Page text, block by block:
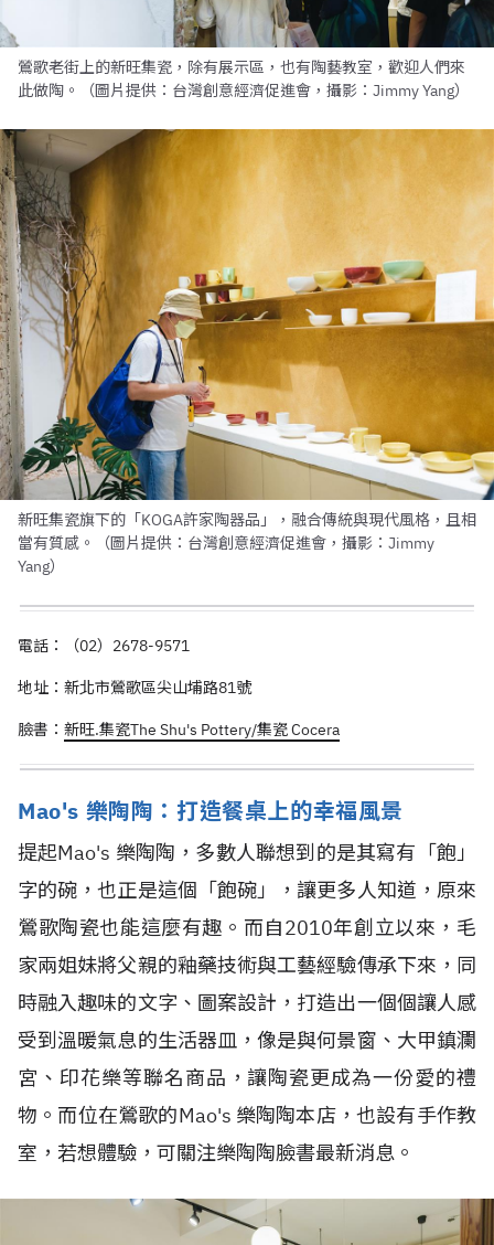
鶯歌老街上的新旺集瓷，除有展示區，也有陶藝教室，歡迎人們來
此做陶。（圖片提供：台灣創意經濟促進會，攝影：Jimmy Yang）
新旺集瓷旗下的「KOGA許家陶器品」，融合傳統與現代風格，且相
當有質感。（圖片提供：台灣創意經濟促進會，攝影：Jimmy
Yang）
電話：（02）2678-9571
地址：新北市鶯歌區尖山埔路81號
臉書： 新旺.集瓷The Shu's Pottery/集瓷 Cocera
Mao's 樂陶陶：打造餐桌上的幸福風景
提起Mao's 樂陶陶，多數人聯想到的是其寫有「飽」
字的碗，也正是這個「飽碗」，讓更多人知道，原來
鶯歌陶瓷也能這麼有趣。而自2010年創立以來，毛
家兩姐妹將父親的釉藥技術與工藝經驗傳承下來，同
時融入趣味的文字、圖案設計，打造出一個個讓人感
受到溫暖氣息的生活器皿，像是與何景窗、大甲鎮瀾
宮、印花樂等聯名商品，讓陶瓷更成為一份愛的禮
物。而位在鶯歌的Mao's 樂陶陶本店，也設有手作教
室，若想體驗，可關注樂陶陶臉書最新消息。